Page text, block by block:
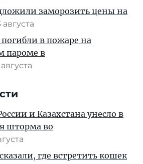
заморозить цены на
августа
в пожаре на
пароме в
и Казахстана унесло в
шторма во
где встретить кошек